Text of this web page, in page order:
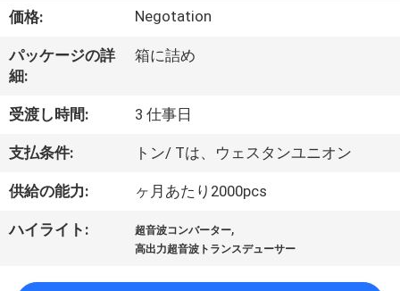
工
場
ア
ー
価格: Negotation
パッケージの詳
細:
箱に詰め
受渡し時間: 3 仕事日
支払条件: トン/ Tは、ウェスタンユニオン
供給の能力: ヶ月あたり2000pcs
ハイライト: 超音波コンバーター,
高出力超音波トランスデューサー